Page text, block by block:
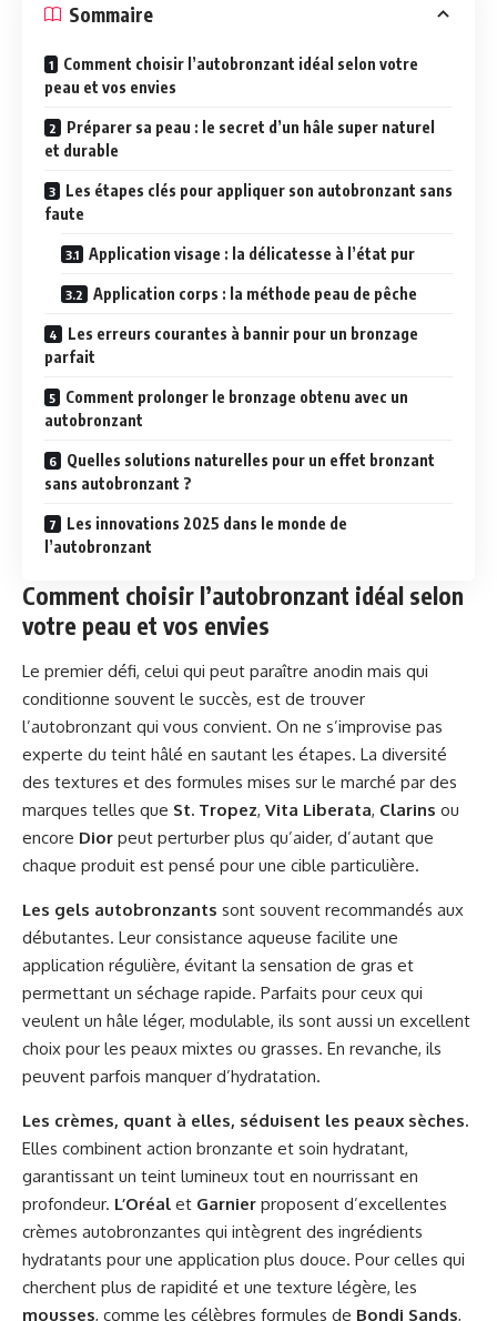
Sommaire
Comment choisir l’autobronzant idéal selon votre
peau et vos envies
Préparer sa peau : le secret d’un hâle super naturel
et durable
Les étapes clés pour appliquer son autobronzant sans
faute
Application visage : la délicatesse à l’état pur
Application corps : la méthode peau de pêche
Les erreurs courantes à bannir pour un bronzage
parfait
Comment prolonger le bronzage obtenu avec un
autobronzant
Quelles solutions naturelles pour un effet bronzant
sans autobronzant ?
Les innovations 2025 dans le monde de
l’autobronzant
Comment choisir l’autobronzant idéal selon
votre peau et vos envies
Le premier défi, celui qui peut paraître anodin mais qui
conditionne souvent le succès, est de trouver
l’autobronzant qui vous convient. On ne s’improvise pas
experte du teint hâlé en sautant les étapes. La diversité
des textures et des formules mises sur le marché par des
marques telles que St. Tropez, Vita Liberata, Clarins ou
encore Dior peut perturber plus qu’aider, d’autant que
chaque produit est pensé pour une cible particulière.
Les gels autobronzants sont souvent recommandés aux
débutantes. Leur consistance aqueuse facilite une
application régulière, évitant la sensation de gras et
permettant un séchage rapide. Parfaits pour ceux qui
veulent un hâle léger, modulable, ils sont aussi un excellent
choix pour les peaux mixtes ou grasses. En revanche, ils
peuvent parfois manquer d’hydratation.
Les crèmes, quant à elles, séduisent les peaux sèches.
Elles combinent action bronzante et soin hydratant,
garantissant un teint lumineux tout en nourrissant en
profondeur. L’Oréal et Garnier proposent d’excellentes
crèmes autobronzantes qui intègrent des ingrédients
hydratants pour une application plus douce. Pour celles qui
cherchent plus de rapidité et une texture légère, les
mousses, comme les célèbres formules de Bondi Sands,